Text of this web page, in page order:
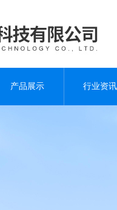
产品展示 行业资讯